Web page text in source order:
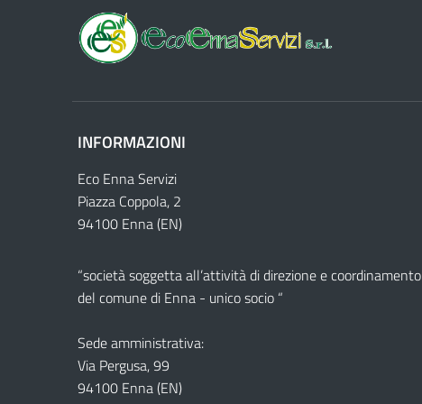
INFORMAZIONI
Eco Enna Servizi
Piazza Coppola, 2
94100 Enna (EN)
“società soggetta all’attività di direzione e coordinamento
del comune di Enna - unico socio “
Sede amministrativa:
Via Pergusa, 99
94100 Enna (EN)